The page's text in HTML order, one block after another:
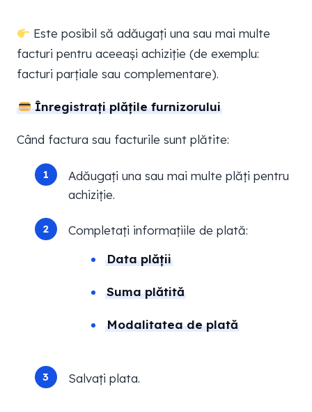
Este posibil să adăugați una sau mai multe
facturi pentru aceeași achiziție (de exemplu:
facturi parțiale sau complementare).
Înregistrați plățile furnizorului
Când factura sau facturile sunt plătite:
Adăugați una sau mai multe plăți pentru
achiziție.
Completați informațiile de plată:
Data plății
Suma plătită
Modalitatea de plată
Salvați plata.